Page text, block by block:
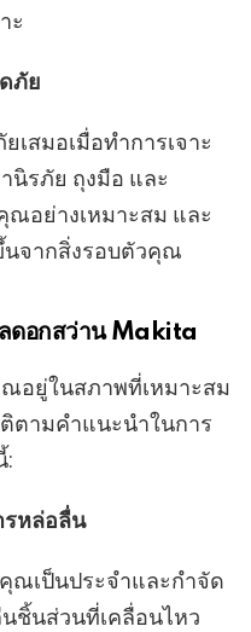
ะ
ภัย
สมอเมื่อทำการเจาะ
นิรภัย ถุงมือ และ
อย่างเหมาะสม และ
นจากสิ่งรอบตัวคุณ
ดอกสว่าน Makita
ณอยู่ในสภาพที่เหมาะสม
ตามคำแนะนำในการ
:
รหล่อลื่น
ณเป็นประจำและกำจัด
ชิ้นส่วนที่เคลื่อนไหว